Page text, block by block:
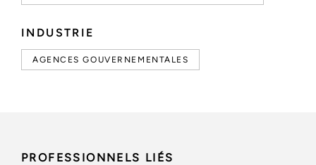
INDUSTRIE
AGENCES GOUVERNEMENTALES
PROFESSIONNELS LIÉS